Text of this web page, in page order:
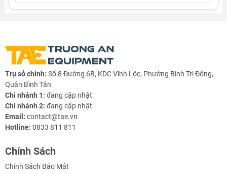
Trụ sở chính: Số 8 Đường 6B, KDC Vĩnh Lộc, Phường Bình Trị Đông,
Quận Bình Tân
Chi nhánh 1: đang cập nhật
Chi nhánh 2: đang cập nhật
Email: contact@tae.vn
Hotline: 0833 811 811
Chính Sách
Chính Sách Bảo Mật